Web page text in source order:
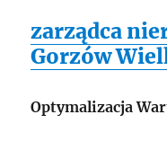
zarządca
Gorzów
Optymalizacja